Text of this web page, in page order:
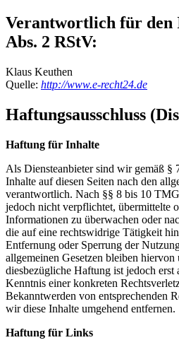
Verantwortlich für den
Abs. 2 RStV:
Klaus Keuthen
Quelle: http://www.e-recht24.de
Haftungsausschluss
Haftung für Inhalte
Als Diensteanbieter sind wir gemäß §
Inhalte auf diesen Seiten nach den
verantwortlich. Nach §§ 8 bis 10
jedoch nicht verpflichtet, übermittelte
Informationen zu überwachen oder
die auf eine rechtswidrige Tätigkeit
Entfernung oder Sperrung der
allgemeinen Gesetzen bleiben
diesbezügliche Haftung ist jedoch erst
Kenntnis einer konkreten
Bekanntwerden von entsprechenden
wir diese Inhalte umgehend entfernen.
Haftung für Links